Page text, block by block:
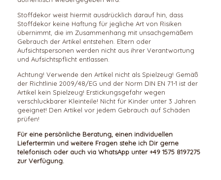
Stoffdekor weist hiermit ausdrücklich darauf hin, dass
Stoffdekor keine Haftung für jegliche Art von Risiken
übernimmt, die im Zusammenhang mit unsachgemäßem
Gebrauch der Artikel entstehen. Eltern oder
Aufsichtspersonen werden nicht aus ihrer Verantwortung
und Aufsichtspflicht entlassen.
Achtung! Verwende den Artikel nicht als Spielzeug! Gemäß
der Richtlinie 2009/48/EG und der Norm DIN EN 71-1 ist der
Artikel kein Spielzeug! Erstickungsgefahr wegen
verschluckbarer Kleinteile! Nicht für Kinder unter 3 Jahren
geeignet! Den Artikel vor jedem Gebrauch auf Schäden
prüfen!
Für eine persönliche Beratung, einen individuellen
Liefertermin und weitere Fragen stehe ich Dir gerne
telefonisch oder auch via WhatsApp unter +49 1575 8197275
zur Verfügung.